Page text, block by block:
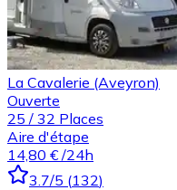
La Cavalerie (Aveyron)
Ouverte
25 / 32 Places
Aire d'étape
14,80 € /24h
3.7/5 (132)